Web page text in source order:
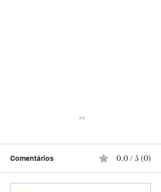
Comentários 0.0 / 5 (0)